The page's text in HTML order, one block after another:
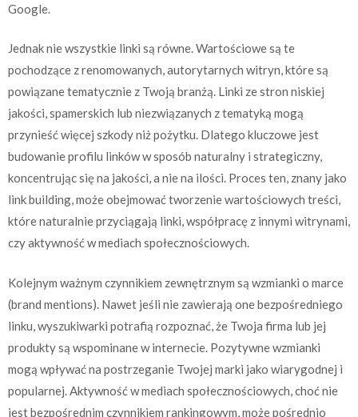
Google.
Jednak nie wszystkie linki są równe. Wartościowe są te
pochodzące z renomowanych, autorytarnych witryn, które są
powiązane tematycznie z Twoją branżą. Linki ze stron niskiej
jakości, spamerskich lub niezwiązanych z tematyką mogą
przynieść więcej szkody niż pożytku. Dlatego kluczowe jest
budowanie profilu linków w sposób naturalny i strategiczny,
koncentrując się na jakości, a nie na ilości. Proces ten, znany jako
link building, może obejmować tworzenie wartościowych treści,
które naturalnie przyciągają linki, współpracę z innymi witrynami,
czy aktywność w mediach społecznościowych.
Kolejnym ważnym czynnikiem zewnętrznym są wzmianki o marce
(brand mentions). Nawet jeśli nie zawierają one bezpośredniego
linku, wyszukiwarki potrafią rozpoznać, że Twoja firma lub jej
produkty są wspominane w internecie. Pozytywne wzmianki
mogą wpływać na postrzeganie Twojej marki jako wiarygodnej i
popularnej. Aktywność w mediach społecznościowych, choć nie
jest bezpośrednim czynnikiem rankingowym, może pośrednio